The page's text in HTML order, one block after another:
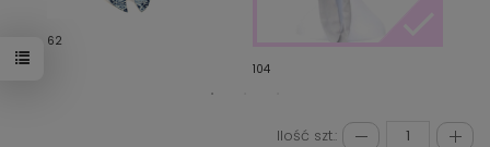
62
104
Ilość szt.: